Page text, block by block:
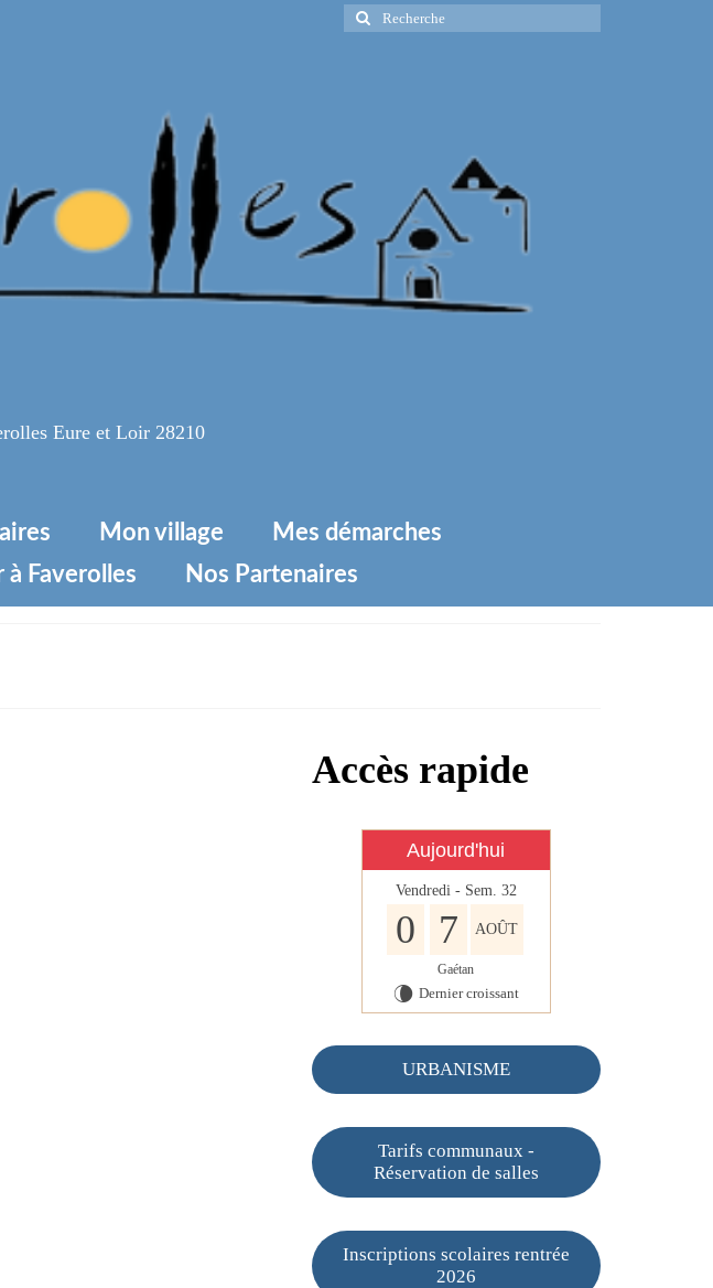
Rechercher
:
Eure et Loir 28210
Mon village
Mes démarches
à Faverolles Nos Partenaires
Accès rapide
Aujourd'hui
Vendredi - Sem. 32
0 7 AOÛT
Gaétan
V Dernier croissant
URBANISME
Tarifs communaux -
Réservation de salles
Inscriptions scolaires rentrée
2026